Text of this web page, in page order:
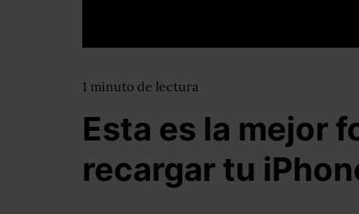
1 minuto de lectura
Esta es la mejor
recargar tu